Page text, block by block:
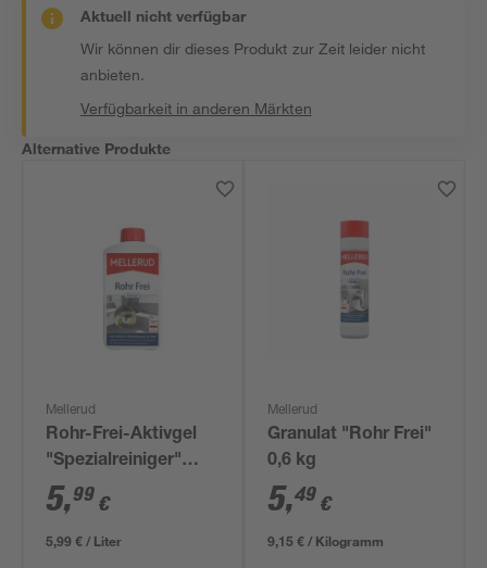
Aktuell nicht verfügbar
Wir können dir dieses Produkt zur Zeit leider nicht
anbieten.
Verfügbarkeit in anderen Märkten
Alternative Produkte
Mellerud
Rohr-Frei-Aktivgel
"Spezialreiniger"
1.000 ml
5,99 €
5,99 € / Liter
Mellerud
Granulat "Rohr Frei"
0,6 kg
5,49 €
9,15 € / Kilogramm